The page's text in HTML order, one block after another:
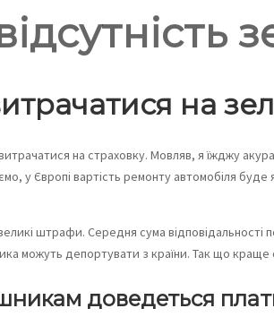
на
на страховку. Мовляв, я їжджу
у Європі вартість ремонту автомобіля
штрафи. Середня сума
можуть депортувати з країни. Так що
доведеться